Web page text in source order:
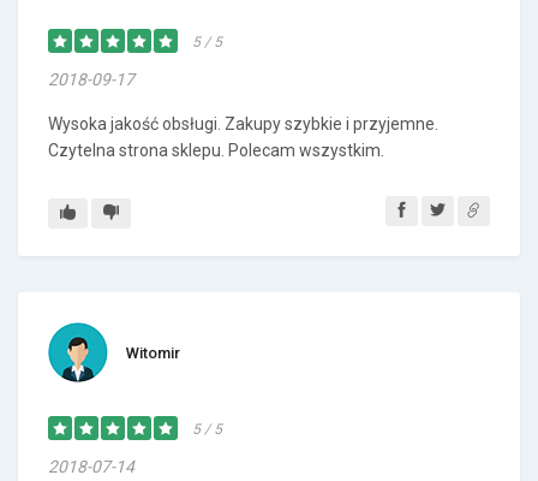
5 / 5
2018-09-17
Wysoka jakość obsługi. Zakupy szybkie i przyjemne.
Czytelna strona sklepu. Polecam wszystkim.
Witomir
5 / 5
2018-07-14